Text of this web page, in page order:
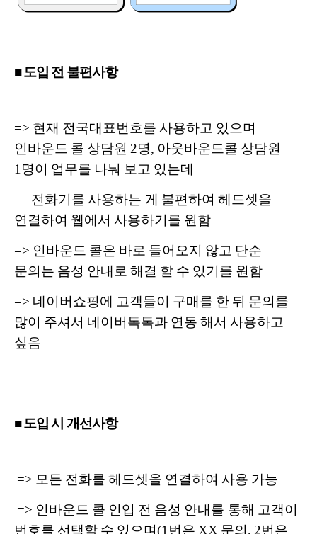
■ 도입 전 불편사항
=> 현재 전국대표번호를 사용하고 있으며
인바운드 콜 상담원 2명, 아웃바운드콜 상담원
1명이 업무를 나눠 보고 있는데
전화기를 사용하는 게 불편하여 헤드셋을
연결하여 웹에서 사용하기를 원함
=> 인바운드 콜은 바로 들어오지 않고 단순
문의는 음성 안내로 해결 할 수 있기를 원함
=> 네이버쇼핑에 고객들이 구매를 한 뒤 문의를
많이 주셔서 네이버톡톡과 연동 해서 사용하고
싶음
■ 도입 시 개선사항
=> 모든 전화를 헤드셋을 연결하여 사용 가능
=> 인바운드 콜 인입 전 음성 안내를 통해 고객이
번호를 선택할 수 있으며(1번은 XX 문의, 2번은